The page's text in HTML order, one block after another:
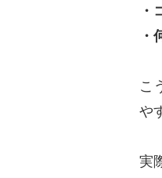
・
・
こ
や
実